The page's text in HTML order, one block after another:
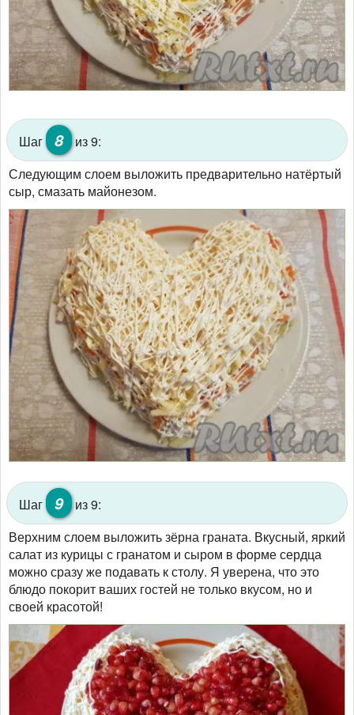
Шаг 8
из 9:
Следующим слоем выложить предварительно натёртый
сыр, смазать майонезом.
Шаг 9
из 9:
Верхним слоем выложить зёрна граната. Вкусный, яркий
салат из курицы с гранатом и сыром в форме сердца
можно сразу же подавать к столу. Я уверена, что это
блюдо покорит ваших гостей не только вкусом, но и
своей красотой!